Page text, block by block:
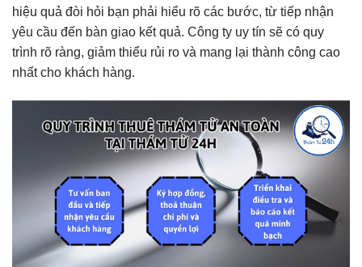
hiệu quả đòi hỏi bạn phải hiểu rõ các bước, từ tiếp nhận
yêu cầu đến bàn giao kết quả. Công ty uy tín sẽ có quy
trình rõ ràng, giảm thiểu rủi ro và mang lại thành công cao
nhất cho khách hàng.